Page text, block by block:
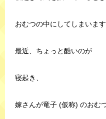
おむつの中にしてしまいます
最近、ちょっと酷いのが
寝起き、
嫁さんが竜子 (仮称) のおむ